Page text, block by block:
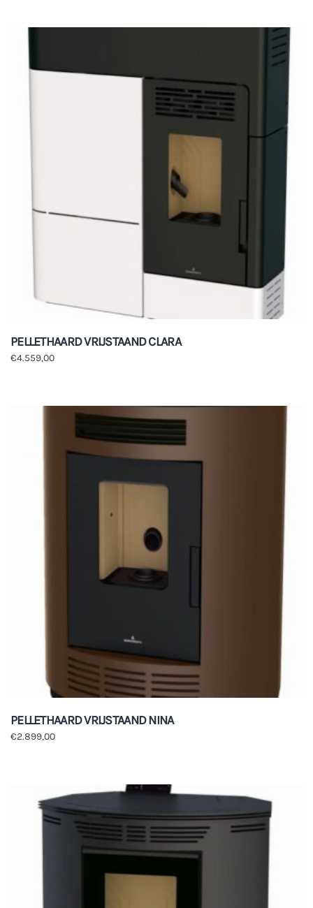
PELLETHAARD VRIJSTAAND CLARA
€4.559,00
PELLETHAARD VRIJSTAAND NINA
€2.899,00